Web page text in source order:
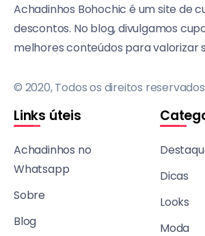
Achadinhos Bohochic é um site de
descontos. No blog, divulgamos
melhores conteúdos para valorizar
© 2020, Todos os direitos
Links úteis
Achadinhos no
Whatsapp
Sobre
Blog
Dicas
Looks
Moda